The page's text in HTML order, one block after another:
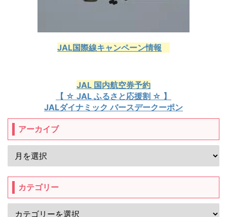
JAL国際線キャンペーン情報
JAL 国内航空券予約
【 ☆ JAL ふるさと応援割 ☆ 】
JALダイナミック バースデークーポン
アーカイブ
カテゴリー